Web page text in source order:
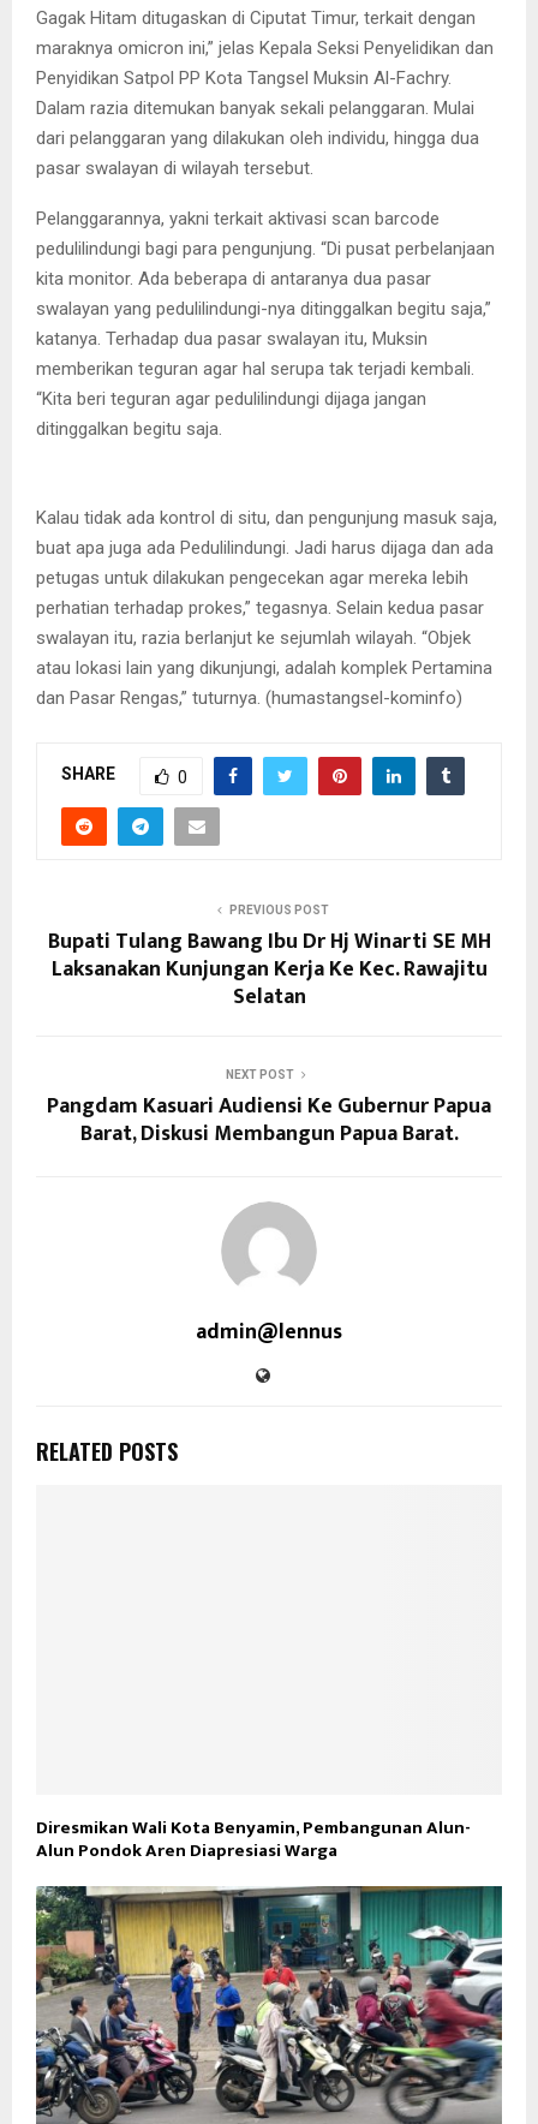
Gagak Hitam ditugaskan di Ciputat Timur, terkait dengan
maraknya omicron ini,” jelas Kepala Seksi Penyelidikan dan
Penyidikan Satpol PP Kota Tangsel Muksin Al-Fachry.
Dalam razia ditemukan banyak sekali pelanggaran. Mulai
dari pelanggaran yang dilakukan oleh individu, hingga dua
pasar swalayan di wilayah tersebut.
Pelanggarannya, yakni terkait aktivasi scan barcode
pedulilindungi bagi para pengunjung. “Di pusat perbelanjaan
kita monitor. Ada beberapa di antaranya dua pasar
swalayan yang pedulilindungi-nya ditinggalkan begitu saja,”
katanya. Terhadap dua pasar swalayan itu, Muksin
memberikan teguran agar hal serupa tak terjadi kembali.
“Kita beri teguran agar pedulilindungi dijaga jangan
ditinggalkan begitu saja.
Kalau tidak ada kontrol di situ, dan pengunjung masuk saja,
buat apa juga ada Pedulilindungi. Jadi harus dijaga dan ada
petugas untuk dilakukan pengecekan agar mereka lebih
perhatian terhadap prokes,” tegasnya. Selain kedua pasar
swalayan itu, razia berlanjut ke sejumlah wilayah. “Objek
atau lokasi lain yang dikunjungi, adalah komplek Pertamina
dan Pasar Rengas,” tuturnya. (humastangsel-kominfo)
SHARE 0
PREVIOUS POST
Bupati Tulang Bawang Ibu Dr Hj Winarti SE MH
Laksanakan Kunjungan Kerja Ke Kec. Rawajitu
Selatan
NEXT POST
Pangdam Kasuari Audiensi Ke Gubernur Papua
Barat, Diskusi Membangun Papua Barat.
admin@lennus
RELATED POSTS
Diresmikan Wali Kota Benyamin, Pembangunan Alun-
Alun Pondok Aren Diapresiasi Warga